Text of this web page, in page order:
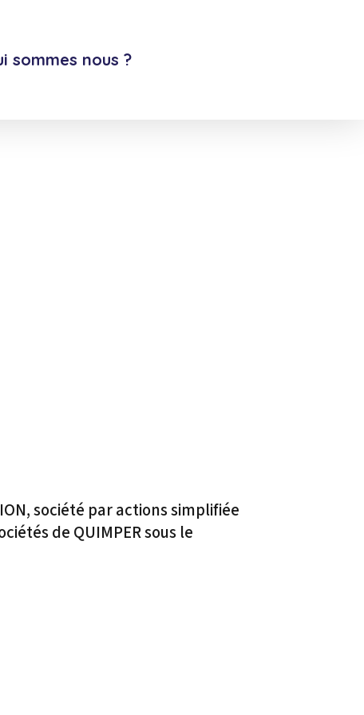
sommes nous ?
société par actions simplifiée
de QUIMPER sous le